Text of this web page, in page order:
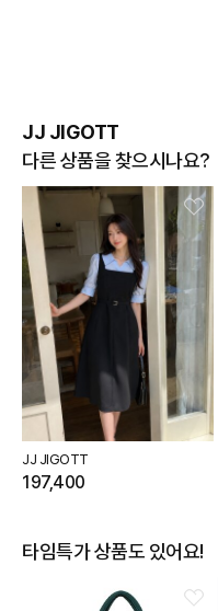
JJ JIGOTT
다른 상품을 찾으시나요?
JJ JIGOTT
197,400
타임특가 상품도 있어요!